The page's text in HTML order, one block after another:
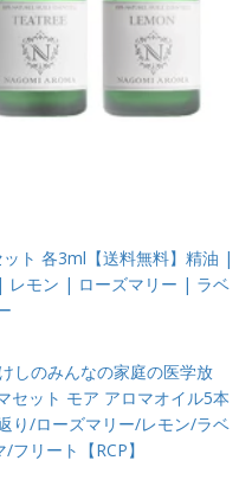
ト 各3ml【送料無料】精油 |
レモン | ローズマリー | ラベ
しのみんなの家庭の医学放
セット モア アロマオイル5本
り/ローズマリー/レモン/ラベ
リート【RCP】